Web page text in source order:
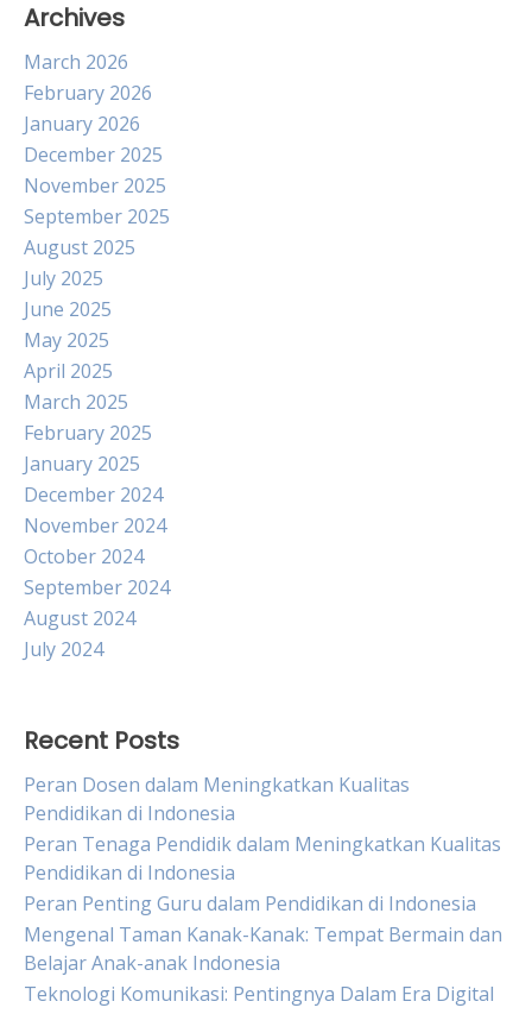
Archives
March 2026
February 2026
January 2026
December 2025
November 2025
September 2025
August 2025
July 2025
June 2025
May 2025
April 2025
March 2025
February 2025
January 2025
December 2024
November 2024
October 2024
September 2024
August 2024
July 2024
Recent Posts
Peran Dosen dalam Meningkatkan Kualitas
Pendidikan di Indonesia
Peran Tenaga Pendidik dalam Meningkatkan Kualitas
Pendidikan di Indonesia
Peran Penting Guru dalam Pendidikan di Indonesia
Mengenal Taman Kanak-Kanak: Tempat Bermain dan
Belajar Anak-anak Indonesia
Teknologi Komunikasi: Pentingnya Dalam Era Digital